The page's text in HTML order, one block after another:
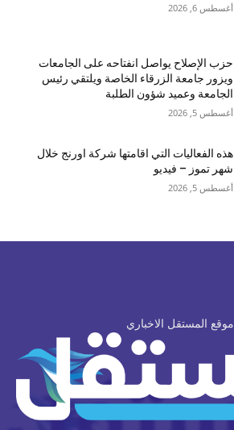
أغسطس 6, 2026
حزب الإصلاح يواصل انفتاحه على الجامعات
ويزور جامعة الزرقاء الخاصة ويلتقي رئيس
الجامعة وعميد شؤون الطلبة
أغسطس 5, 2026
هذه الفعاليات التي اقامتها شركة اورنج خلال
شهر تموز – فيديو
أغسطس 5, 2026
موقع المستقل الاخباري